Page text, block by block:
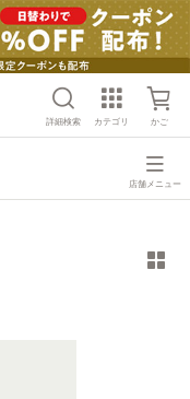
詳細検索 カテゴリ かご
店舗メニュー